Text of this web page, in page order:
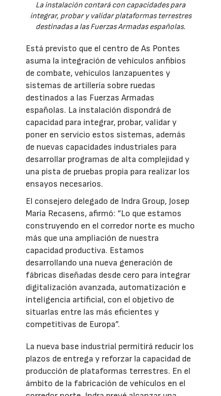
La instalación contará con capacidades para
integrar, probar y validar plataformas terrestres
destinadas a las Fuerzas Armadas españolas.
Está previsto que el centro de As Pontes
asuma la integración de vehículos anfibios
de combate, vehículos lanzapuentes y
sistemas de artillería sobre ruedas
destinados a las Fuerzas Armadas
españolas. La instalación dispondrá de
capacidad para integrar, probar, validar y
poner en servicio estos sistemas, además
de nuevas capacidades industriales para
desarrollar programas de alta complejidad y
una pista de pruebas propia para realizar los
ensayos necesarios.
El consejero delegado de Indra Group, Josep
María Recasens, afirmó: “Lo que estamos
construyendo en el corredor norte es mucho
más que una ampliación de nuestra
capacidad productiva. Estamos
desarrollando una nueva generación de
fábricas diseñadas desde cero para integrar
digitalización avanzada, automatización e
inteligencia artificial, con el objetivo de
situarlas entre las más eficientes y
competitivas de Europa”.
La nueva base industrial permitirá reducir los
plazos de entrega y reforzar la capacidad de
producción de plataformas terrestres. En el
ámbito de la fabricación de vehículos en el